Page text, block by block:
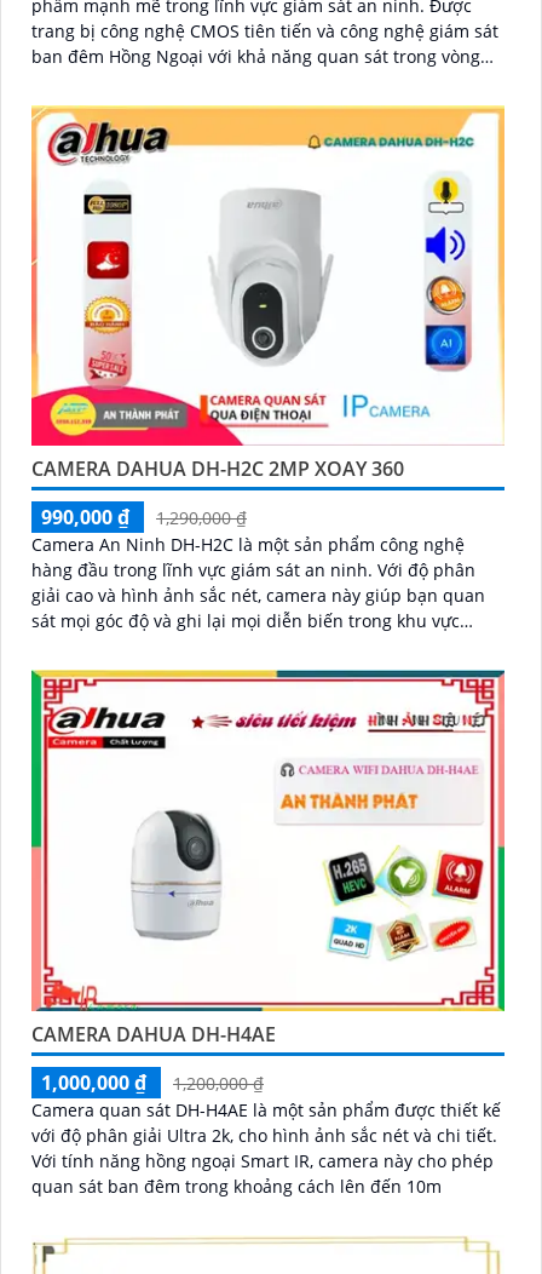
phẩm mạnh mẽ trong lĩnh vực giám sát an ninh. Được
trang bị công nghệ CMOS tiên tiến và công nghệ giám sát
ban đêm Hồng Ngoại với khả năng quan sát trong vòng
CAMERA DAHUA DH-H2C 2MP XOAY 360
990,000 ₫
1,290,000 ₫
Camera An Ninh DH-H2C là một sản phẩm công nghệ
hàng đầu trong lĩnh vực giám sát an ninh. Với độ phân
giải cao và hình ảnh sắc nét, camera này giúp bạn quan
sát mọi góc độ và ghi lại mọi diễn biến trong khu vực
CAMERA DAHUA DH-H4AE
1,000,000 ₫
1,200,000 ₫
Camera quan sát DH-H4AE là một sản phẩm được thiết kế
với độ phân giải Ultra 2k, cho hình ảnh sắc nét và chi tiết.
Với tính năng hồng ngoại Smart IR, camera này cho phép
quan sát ban đêm trong khoảng cách lên đến 10m